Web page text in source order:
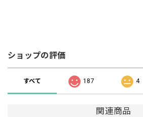
ショップの評価
すべて 187 4
関連商品